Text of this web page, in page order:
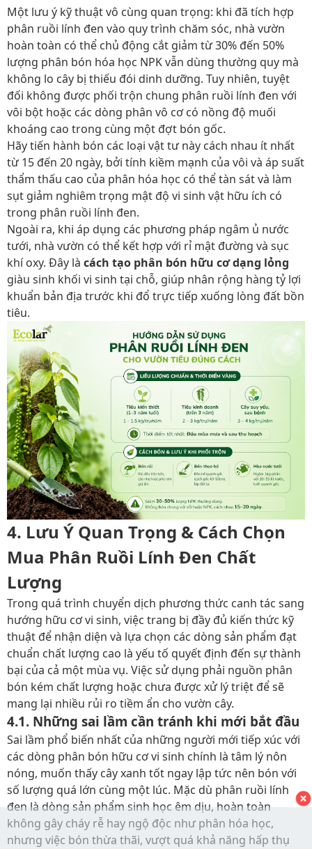
Một lưu ý kỹ thuật vô cùng quan trọng: khi đã tích hợp
phân ruồi lính đen vào quy trình chăm sóc, nhà vườn
hoàn toàn có thể chủ động cắt giảm từ 30% đến 50%
lượng phân bón hóa học NPK vẫn dùng thường quy mà
không lo cây bị thiếu đói dinh dưỡng. Tuy nhiên, tuyệt
đối không được phối trộn chung phân ruồi lính đen với
vôi bột hoặc các dòng phân vô cơ có nồng độ muối
khoáng cao trong cùng một đợt bón gốc.
Hãy tiến hành bón các loại vật tư này cách nhau ít nhất
từ 15 đến 20 ngày, bởi tính kiềm mạnh của vôi và áp suất
thẩm thấu cao của phân hóa học có thể tàn sát và làm
sụt giảm nghiêm trọng mật độ vi sinh vật hữu ích có
trong phân ruồi lính đen.
Ngoài ra, khi áp dụng các phương pháp ngâm ủ nước
tưới, nhà vườn có thể kết hợp với rỉ mật đường và sục
khí oxy. Đây là cách tạo phân bón hữu cơ dạng lỏng
giàu sinh khối vi sinh tại chỗ, giúp nhân rộng hàng tỷ lợi
khuẩn bản địa trước khi đổ trực tiếp xuống lòng đất bồn
tiêu.
4. Lưu Ý Quan Trọng & Cách Chọn
Mua Phân Ruồi Lính Đen Chất
Lượng
Trong quá trình chuyển dịch phương thức canh tác sang
hướng hữu cơ vi sinh, việc trang bị đầy đủ kiến thức kỹ
thuật để nhận diện và lựa chọn các dòng sản phẩm đạt
chuẩn chất lượng cao là yếu tố quyết định đến sự thành
bại của cả một mùa vụ. Việc sử dụng phải nguồn phân
bón kém chất lượng hoặc chưa được xử lý triệt để sẽ
mang lại nhiều rủi ro tiềm ẩn cho vườn cây.
4.1. Những sai lầm cần tránh khi mới bắt đầu
Sai lầm phổ biến nhất của những người mới tiếp xúc với
các dòng phân bón hữu cơ vi sinh chính là tâm lý nôn
nóng, muốn thấy cây xanh tốt ngay lập tức nên bón với
số lượng quá lớn cùng một lúc. Mặc dù phân ruồi lính
đen là dòng sản phẩm sinh học êm dịu, hoàn toàn
không gây cháy rễ hay ngộ độc như phân hóa học,
nhưng việc bón thừa thãi, vượt quá khả năng hấp thụ